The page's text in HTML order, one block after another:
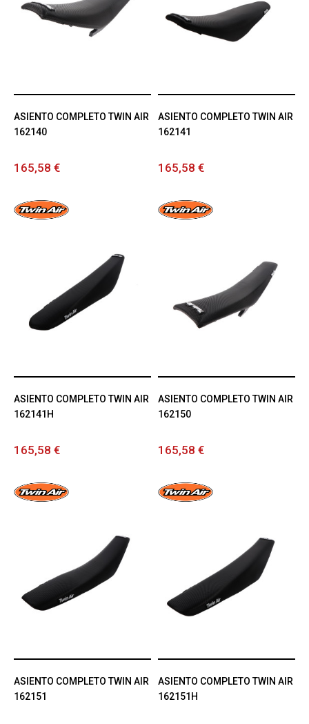
ASIENTO COMPLETO TWIN AIR
162140
165,58 €
ASIENTO COMPLETO TWIN AIR
162141
165,58 €
ASIENTO COMPLETO TWIN AIR
162141H
165,58 €
ASIENTO COMPLETO TWIN AIR
162150
165,58 €
ASIENTO COMPLETO TWIN AIR
162151
ASIENTO COMPLETO TWIN AIR
162151H